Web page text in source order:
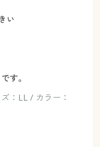
い
す。
：LL / カラー：